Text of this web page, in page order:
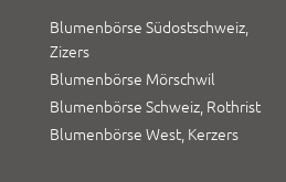
Blumenbörse Südostschweiz,
Zizers
Blumenbörse Mörschwil
Blumenbörse Schweiz, Rothrist
Blumenbörse West, Kerzers